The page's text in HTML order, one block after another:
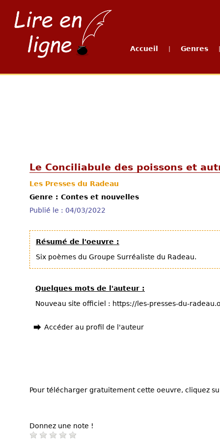
Accueil Genres
Le Conciliabule des poissons et
Les Presses du Radeau
Genre : Contes et nouvelles
Publié le : 04/03/2022
Résumé de l'oeuvre :
Six poèmes du Groupe Surréaliste du Radeau.
Quelques mots de l'auteur :
Nouveau site officiel : https://les-presses-du-
Accéder au profil de l'auteur
Pour télécharger gratuitement cette oeuvre, cliquez
Donnez une note !